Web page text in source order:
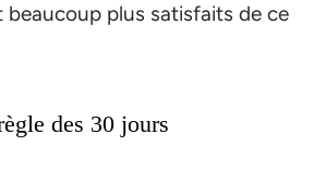
plus satisfaits de ce
des 30 jours